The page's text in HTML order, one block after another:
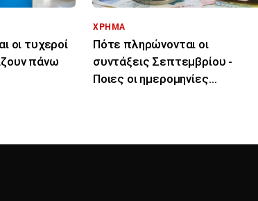
οι τυχεροί
πάνω
ΧΡΗΜΑ
Πότε πληρώνονται οι
συντάξεις Σεπτεμβρίου -
Ποιες οι ημερομηνίες